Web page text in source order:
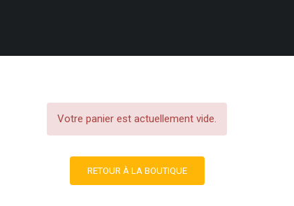
Votre panier est actuellement vide.
RETOUR À LA BOUTIQUE